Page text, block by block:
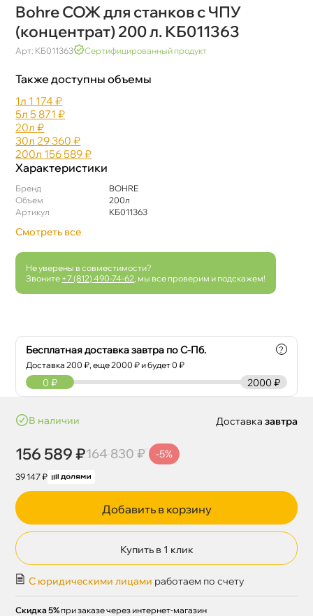
Bohre СОЖ для станков с ЧПУ
(концентрат) 200 л. КБ011363
Арт: КБ011363 Сертифицированный продукт
Также доступны объемы
1л 1 174 ₽
5л 5 871 ₽
20л ₽
30л 29 360 ₽
200л 156 589 ₽
Характеристики
Бренд
BOHRE
Объем
200л
Артикул
КБ011363
Смотреть все
Не уверены в совместимости?
Звоните +7 (812) 490-74-62 , мы все проверим и подскажем!
Бесплатная доставка завтра по С-Пб.
Доставка200 ₽, еще2000 ₽ и будет 0 ₽
?
2000 ₽
0 ₽
наличии
156 589 ₽164 830 ₽ -5%
39 147 ₽
Доставка завтра
Добавить в корзину
Купить в 1 клик
С юридическими лицами работаем по счету
Скидка 5% при заказе через интернет-магазин